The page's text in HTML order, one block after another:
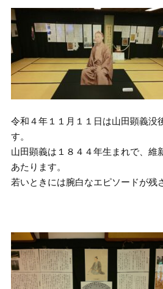
令和４年１１月１１日は山田顕義没
す。
山田顕義は１８４４年生まれで、維
あたります。
若いときには腕白なエピソードが残